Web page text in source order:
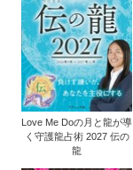
Love Me Doの月と龍が導
く守護龍占術 2027 伝の
龍